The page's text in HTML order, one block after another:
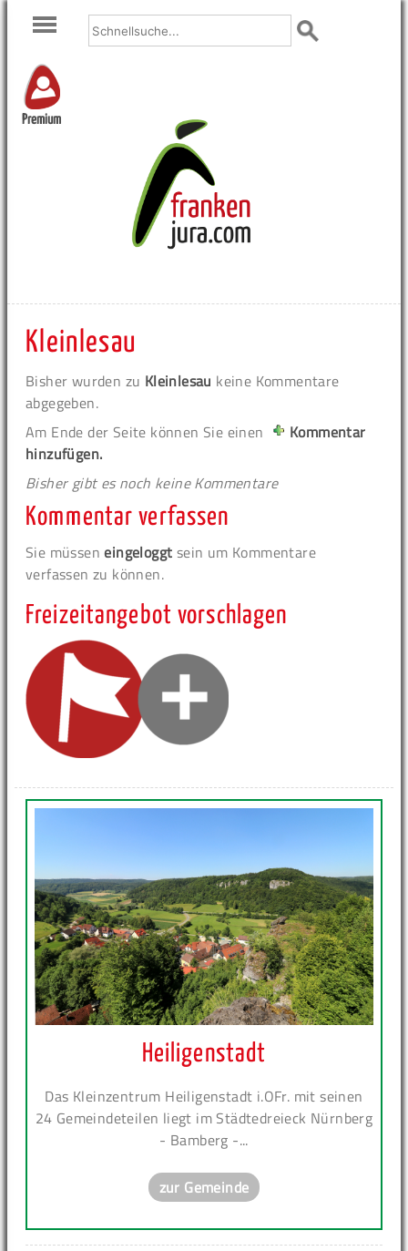
Premium
Kleinlesau
Bisher wurden zu Kleinlesau keine Kommentare
abgegeben.
Am Ende der Seite können Sie einen
Kommentar
hinzufügen.
Bisher gibt es noch keine Kommentare
Kommentar verfassen
Sie müsseneingeloggt sein um Kommentare
verfassen zu können.
Freizeitangebot vorschlagen
Heiligenstadt
Das Kleinzentrum Heiligenstadt i.OFr. mit seinen
24 Gemeindeteilen liegt im Städtedreieck Nürnberg
- Bamberg -...
zur Gemeinde